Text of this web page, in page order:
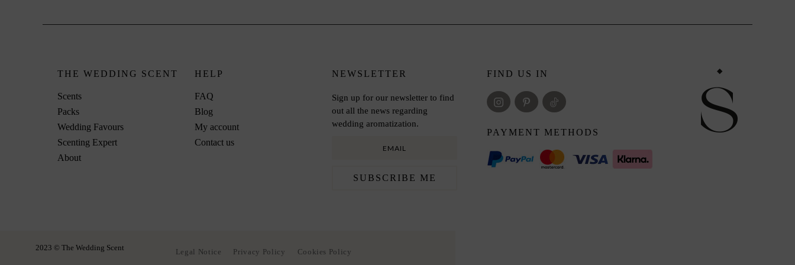
THE WEDDING SCENT
Scents
Packs
Wedding Favours
Scenting Expert
About
HELP
FAQ
Blog
My account
Contact us
NEWSLETTER
Sign up for our newsletter to find
out all the news regarding
wedding aromatization.
FIND US IN
PAYMENT METHODS
2023 © The Wedding Scent Legal Notice Privacy Policy Cookies Policy